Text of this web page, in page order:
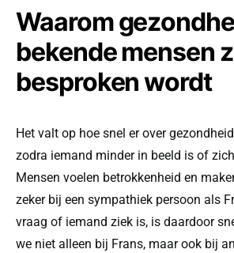
Waarom
bekende mensen
besproken wordt
Het valt op hoe snel er over
zodra iemand minder in beeld is of
Mensen voelen betrokkenheid en
zeker bij een sympathiek persoon als
vraag of iemand ziek is, is daardoor
we niet alleen bij Frans, maar ook bij